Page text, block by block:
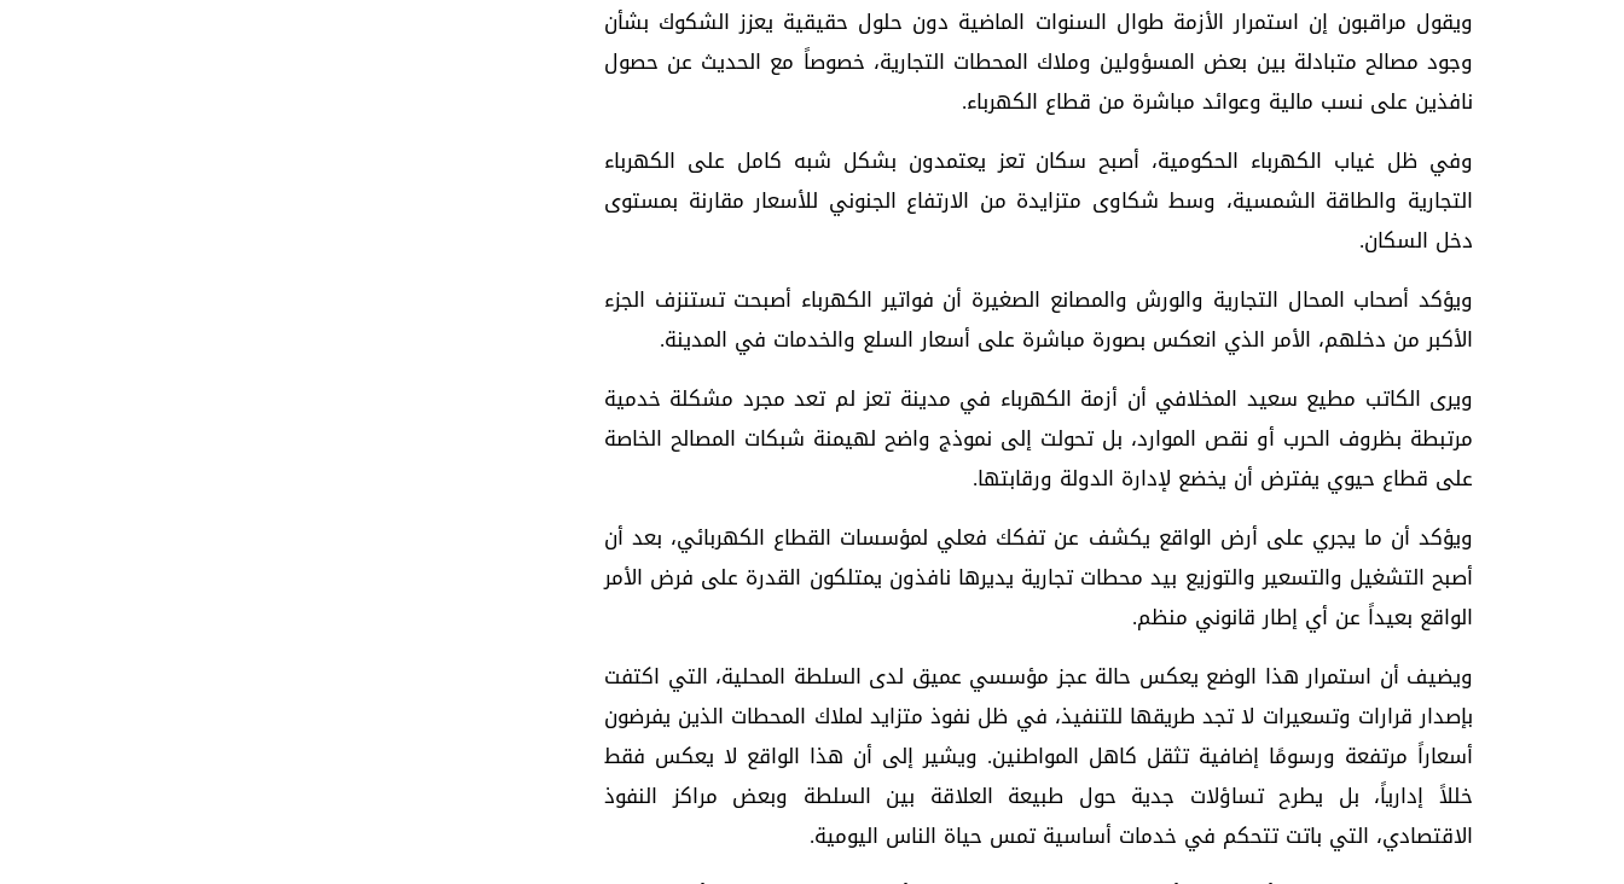
ويقول مراقبون إن استمرار الأزمة طوال السنوات الماضية دون حلول حقيقية يعزز الشكوك بشأن
وجود مصالح متبادلة بين بعض المسؤولين وملاك المحطات التجارية، خصوصاً مع الحديث عن حصول
نافذين على نسب مالية وعوائد مباشرة من قطاع الكهرباء.
وفي ظل غياب الكهرباء الحكومية، أصبح سكان تعز يعتمدون بشكل شبه كامل على الكهرباء
التجارية والطاقة الشمسية، وسط شكاوى متزايدة من الارتفاع الجنوني للأسعار مقارنة بمستوى
دخل السكان.
ويؤكد أصحاب المحال التجارية والورش والمصانع الصغيرة أن فواتير الكهرباء أصبحت تستنزف الجزء
الأكبر من دخلهم، الأمر الذي انعكس بصورة مباشرة على أسعار السلع والخدمات في المدينة.
ويرى الكاتب مطيع سعيد المخلافي أن أزمة الكهرباء في مدينة تعز لم تعد مجرد مشكلة خدمية
مرتبطة بظروف الحرب أو نقص الموارد، بل تحولت إلى نموذج واضح لهيمنة شبكات المصالح الخاصة
على قطاع حيوي يفترض أن يخضع لإدارة الدولة ورقابتها.
ويؤكد أن ما يجري على أرض الواقع يكشف عن تفكك فعلي لمؤسسات القطاع الكهربائي، بعد أن
أصبح التشغيل والتسعير والتوزيع بيد محطات تجارية يديرها نافذون يمتلكون القدرة على فرض الأمر
الواقع بعيداً عن أي إطار قانوني منظم.
ويضيف أن استمرار هذا الوضع يعكس حالة عجز مؤسسي عميق لدى السلطة المحلية، التي اكتفت
بإصدار قرارات وتسعيرات لا تجد طريقها للتنفيذ، في ظل نفوذ متزايد لملاك المحطات الذين يفرضون
أسعاراً مرتفعة ورسومًا إضافية تثقل كاهل المواطنين. ويشير إلى أن هذا الواقع لا يعكس فقط
خللاً إدارياً، بل يطرح تساؤلات جدية حول طبيعة العلاقة بين السلطة وبعض مراكز النفوذ
الاقتصادي، التي باتت تتحكم في خدمات أساسية تمس حياة الناس اليومية.